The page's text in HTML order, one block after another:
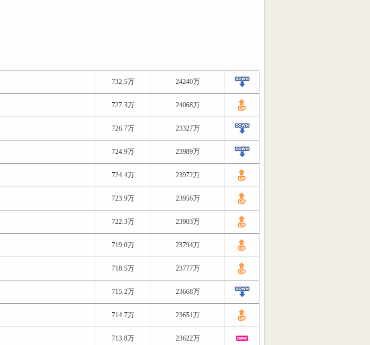
732.5万 24240万
727.3万 24068万
726.7万 23327万
724.9万 23989万
724.4万 23972万
723.9万 23956万
722.3万 23903万
719.0万 23794万
718.5万 23777万
715.2万 23668万
714.7万 23651万
713.8万 23622万